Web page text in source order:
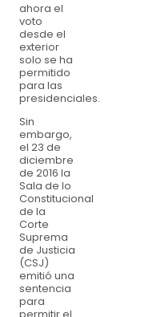
ahora el
voto
desde el
exterior
solo se ha
permitido
para las
presidenciales.
Sin
embargo,
el 23 de
diciembre
de 2016 la
Sala de lo
Constitucional
de la
Corte
Suprema
de Justicia
(CSJ)
emitió una
sentencia
para